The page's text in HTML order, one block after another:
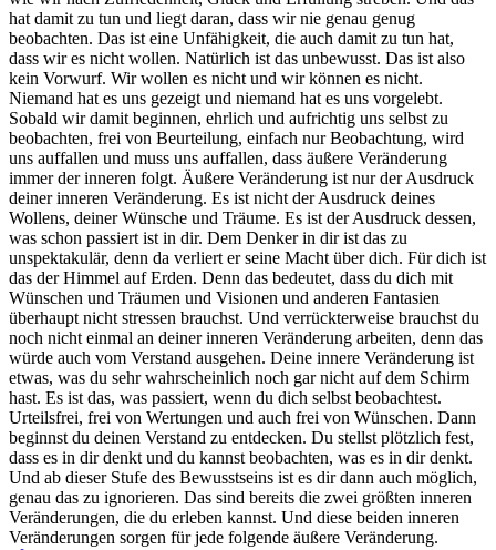
hat damit zu tun und liegt daran, dass wir nie genau genug
beobachten. Das ist eine Unfähigkeit, die auch damit zu tun hat,
dass wir es nicht wollen. Natürlich ist das unbewusst. Das ist also
kein Vorwurf. Wir wollen es nicht und wir können es nicht.
Niemand hat es uns gezeigt und niemand hat es uns vorgelebt.
Sobald wir damit beginnen, ehrlich und aufrichtig uns selbst zu
beobachten, frei von Beurteilung, einfach nur Beobachtung, wird
uns auffallen und muss uns auffallen, dass äußere Veränderung
immer der inneren folgt. Äußere Veränderung ist nur der Ausdruck
deiner inneren Veränderung. Es ist nicht der Ausdruck deines
Wollens, deiner Wünsche und Träume. Es ist der Ausdruck dessen,
was schon passiert ist in dir. Dem Denker in dir ist das zu
unspektakulär, denn da verliert er seine Macht über dich. Für dich ist
das der Himmel auf Erden. Denn das bedeutet, dass du dich mit
Wünschen und Träumen und Visionen und anderen Fantasien
überhaupt nicht stressen brauchst. Und verrückterweise brauchst du
noch nicht einmal an deiner inneren Veränderung arbeiten, denn das
würde auch vom Verstand ausgehen. Deine innere Veränderung ist
etwas, was du sehr wahrscheinlich noch gar nicht auf dem Schirm
hast. Es ist das, was passiert, wenn du dich selbst beobachtest.
Urteilsfrei, frei von Wertungen und auch frei von Wünschen. Dann
beginnst du deinen Verstand zu entdecken. Du stellst plötzlich fest,
dass es in dir denkt und du kannst beobachten, was es in dir denkt.
Und ab dieser Stufe des Bewusstseins ist es dir dann auch möglich,
genau das zu ignorieren. Das sind bereits die zwei größten inneren
Veränderungen, die du erleben kannst. Und diese beiden inneren
Veränderungen sorgen für jede folgende äußere Veränderung.